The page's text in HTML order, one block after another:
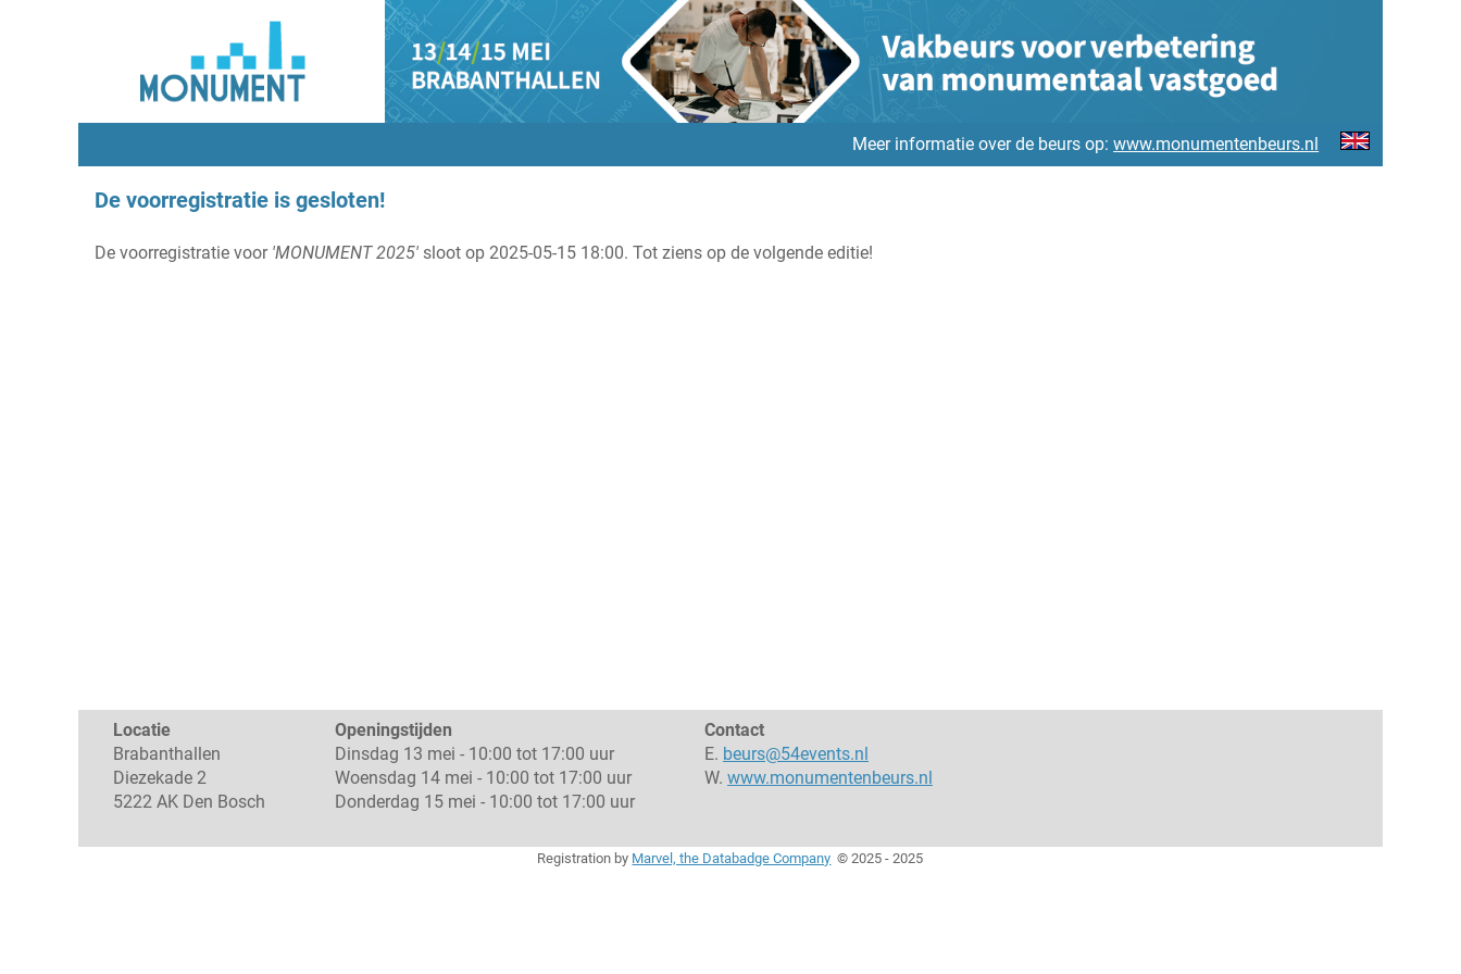
Meer informatie over de beurs op:www.monumentenbeurs.nl
De voorregistratie is gesloten!
De voorregistratie voor 'MONUMENT 2025' sloot op 2025-05-15 18:00. Tot ziens op de volgende editie!
Locatie
Brabanthallen
Diezekade 2
5222 AK Den Bosch
Openingstijden
Dinsdag 13 mei - 10:00 tot 17:00 uur
Woensdag 14 mei - 10:00 tot 17:00 uur
Donderdag 15 mei - 10:00 tot 17:00 uur
Contact
E. beurs@54events.nl
W. www.monumentenbeurs.nl
Registration by Marvel, the Databadge Company © 2025 - 2025